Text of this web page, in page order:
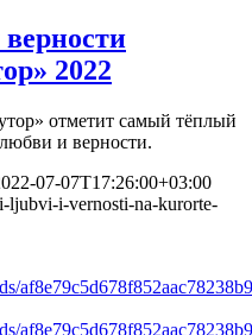
2022
отметит самый тёплый
и верности.
07-07T17:26:00+03:00
ljubvi-i-vernosti-na-kurorte-